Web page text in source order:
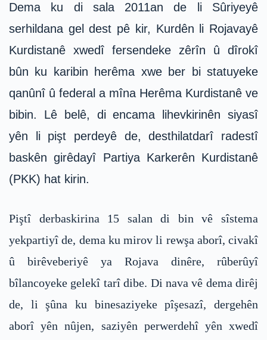
Dema ku di sala 2011an de li Sûriyeyê
serhildana gel dest pê kir, Kurdên li Rojavayê
Kurdistanê xwedî fersendeke zêrîn û dîrokî
bûn ku karibin herêma xwe ber bi statuyeke
qanûnî û federal a mîna Herêma Kurdistanê ve
bibin. Lê belê, di encama lihevkirinên siyasî
yên li pişt perdeyê de, desthilatdarî radestî
baskên girêdayî Partiya Karkerên Kurdistanê
(PKK) hat kirin.
Piştî derbaskirina 15 salan di bin vê sîstema
yekpartiyî de, dema ku mirov li rewşa aborî, civakî
û birêveberiyê ya Rojava dinêre, rûberûyî
bîlancoyeke gelekî tarî dibe. Di nava vê dema dirêj
de, li şûna ku binesaziyeke pîşesazî, dergehên
aborî yên nûjen, saziyên perwerdehî yên xwedî